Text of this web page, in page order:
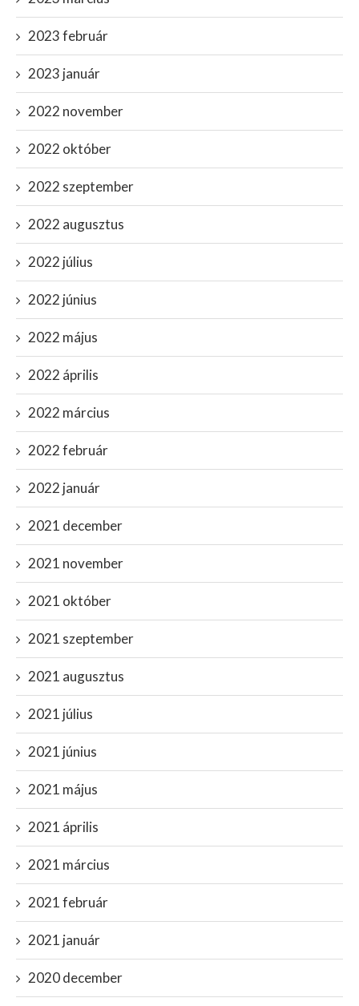
2023 február
2023 január
2022 november
2022 október
2022 szeptember
2022 augusztus
2022 július
2022 június
2022 május
2022 április
2022 március
2022 február
2022 január
2021 december
2021 november
2021 október
2021 szeptember
2021 augusztus
2021 július
2021 június
2021 május
2021 április
2021 március
2021 február
2021 január
2020 december